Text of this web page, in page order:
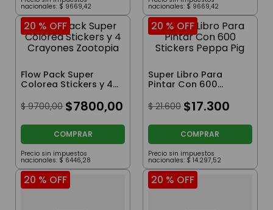
nacionales: $ 9669,42 nacionales: $ 9669,42
20 % OFF
Flow Pack Super
Colorea Stickers y 4
Crayones Zootopia
$ 9700,00 $7800,00
COMPRAR
Precio sin impuestos
nacionales: $ 6446,28
20 % OFF
Super Libro Para
Pintar Con 600
$ 21.600 $17.300
COMPRAR
Precio sin impuestos
nacionales: $ 14.297,52
20 % OFF 20 % OFF